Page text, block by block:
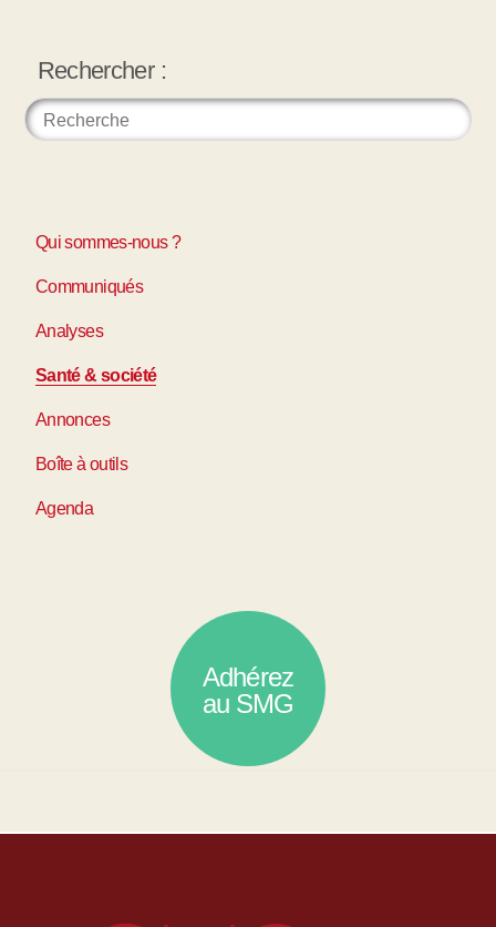
Rechercher :
Qui sommes-nous ?
Communiqués
Analyses
Santé & société
Annonces
Boîte à outils
Agenda
Adhérez
au SMG